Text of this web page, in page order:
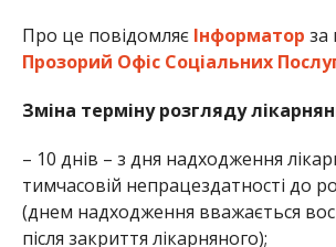
Про це повідомляє Інформатор за
Прозорий Офіс Соціальних
Зміна терміну розгляду
– 10 днів – з дня надходження
тимчасовій непрацездатності до
(днем надходження вважається
після закриття лікарняного);